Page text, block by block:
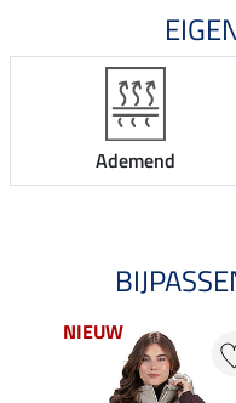
Ademend
NIEUW